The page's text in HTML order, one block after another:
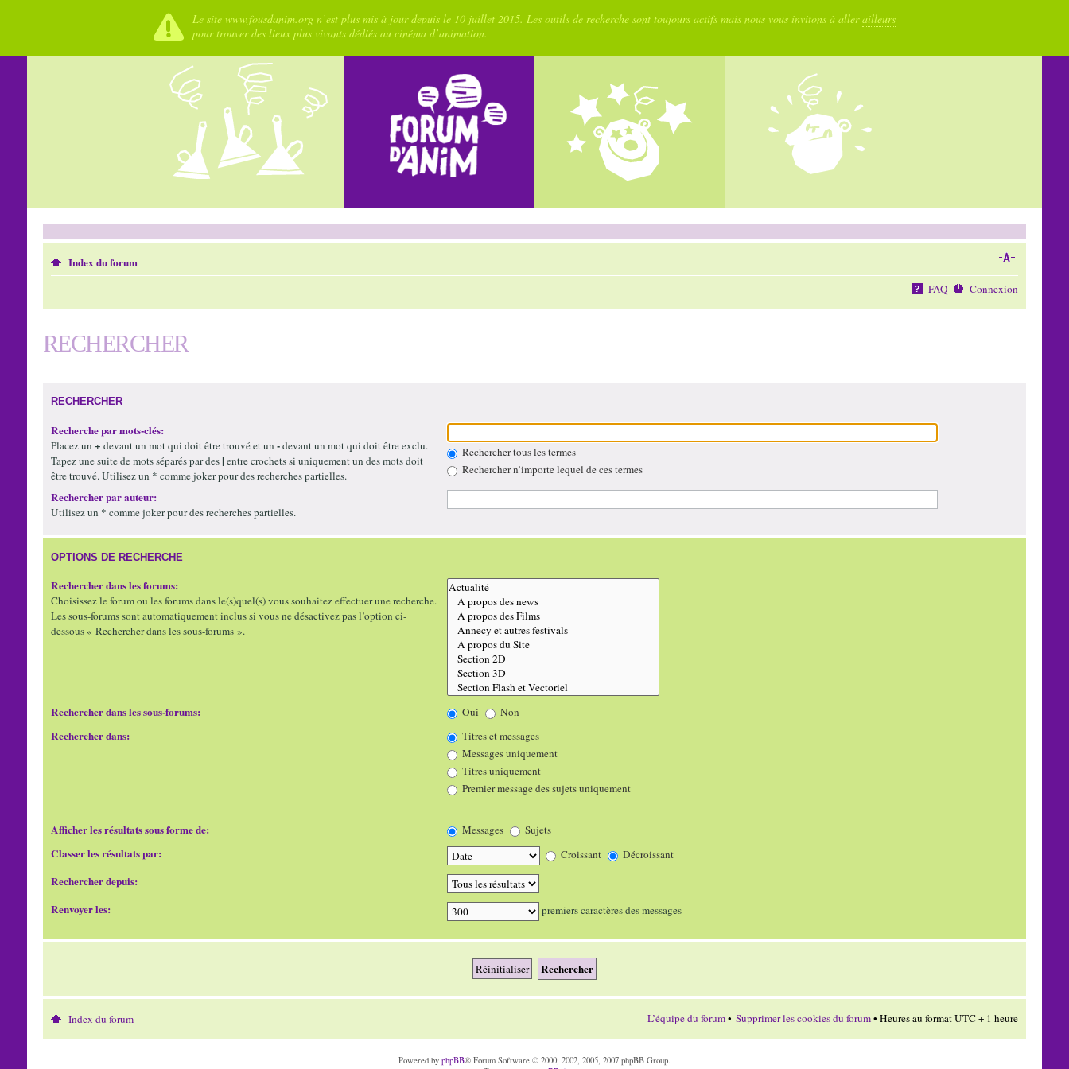
Le site www.fousdanim.org n’est plus mis à jour depuis le 10 juillet 2015. Les outils de recherche sont toujours actifs mais nous vous invitons à allerailleurs
pour trouver des lieux plus vivants dédiés au cinéma d’animation.
Index du forum
FAQ Connexion
RECHERCHER
RECHERCHER
Recherche par mots-clés:
Placez un + devant un mot qui doit être trouvé et un -devant un mot qui doit être exclu.
Tapez une suite de mots séparés par des| entre crochets si uniquement un des mots doit
être trouvé. Utilisez un * comme joker pour des recherches partielles.
Rechercher tous les termes
Rechercher n’importe lequel de ces termes
Rechercher par auteur:
Utilisez un * comme joker pour des recherches partielles.
OPTIONS DE RECHERCHE
Rechercher dans les forums:
Choisissez le forum ou les forums dans le(s)quel(s) vous souhaitez effectuer une recherche.
Les sous-forums sont automatiquement inclus si vous ne désactivez pas l’option ci-
dessous « Rechercher dans les sous-forums ».
Rechercher dans les sous-forums: Oui Non
Rechercher dans:
Titres et messages
Messages uniquement
Titres uniquement
Premier message des sujets uniquement
Afficher les résultats sous forme de: Messages Sujets
Classer les résultats par: Croissant Décroissant
Rechercher depuis:
Renvoyer les:
premiers caractères des messages
Index du forum L’équipe du forum• Supprimer les cookies du forum• Heures au format UTC + 1 heure
Powered by phpBB® Forum Software © 2000, 2002, 2005, 2007 phpBB Group.